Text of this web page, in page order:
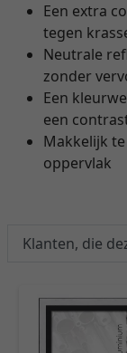
Een extra
tegen
Neutrale
zonder
Een
een
Makkelijk
oppervlak
Klanten, die